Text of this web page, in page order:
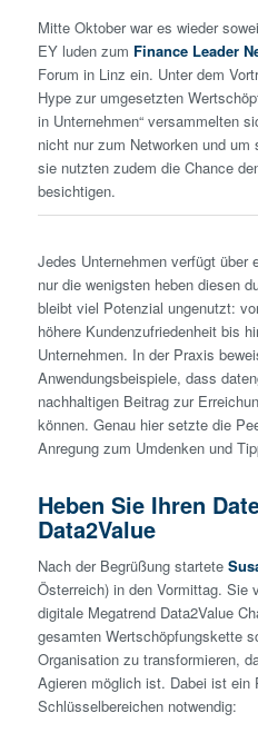
Mitte Oktober war es wieder
EY luden zum Finance Leader
Forum in Linz ein. Unter dem
Hype zur umgesetzten
in Unternehmen“ versammelten
nicht nur zum Networken und
sie nutzten zudem die Chance
besichtigen.
Jedes Unternehmen verfügt über
nur die wenigsten heben diesen
bleibt viel Potenzial ungenutzt:
höhere Kundenzufriedenheit bis
Unternehmen. In der Praxis
Anwendungsbeispiele, dass
nachhaltigen Beitrag zur
können. Genau hier setzte die
Anregung zum Umdenken und
Heben Sie Ihren
Data2Value
Nach der Begrüßung startete
Österreich) in den Vormittag. Sie
digitale Megatrend Data2Value
gesamten Wertschöpfungskette
Organisation zu transformieren,
Agieren möglich ist. Dabei ist ein
Schlüsselbereichen notwendig: